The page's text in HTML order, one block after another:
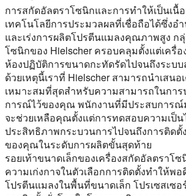
การสกัดอัลตราโซนิกและการทําให้เป็นเนื้
เทคโนโลยีการประมวลผลที่เชื่อถือได้ซึ่งอํ
และเร่งการผลิตโปรตีนแมลงคุณภาพสูง
โซนิกของ Hielscher ครอบคลุมตั้งแต่เครื่
ห้องปฏิบัติการขนาดกะทัดรัดไปจนถึงระบ
ด้วยเหตุนี้เราที่ Hielscher สามารถนําเสน
เหมาะสมที่สุดสําหรับความสามารถในกา
การณ์ไว้ของคุณ พนักงานที่มีประสบการณ์
จะช่วยเหลือคุณตั้งแต่การทดสอบความเป็น
ประสิทธิภาพกระบวนการไปจนถึงการติด
ของคุณในระดับการผลิตขั้นสุดท้าย
รอยเท้าขนาดเล็กของเครื่องสกัดอัลตราโซ
ความเก่งกาจในตัวเลือกการติดตั้งทําให้พ
โปรตีนแมลงในพื้นที่ขนาดเล็ก โปรเซสเซ